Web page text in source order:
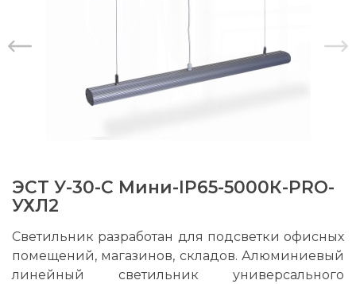
ЭСТ У-30-С Мини-IP65-5000К-PRO-
УХЛ2
Светильник разработан для подсветки офисных
помещений, магазинов, складов. Алюминиевый
линейный светильник универсального